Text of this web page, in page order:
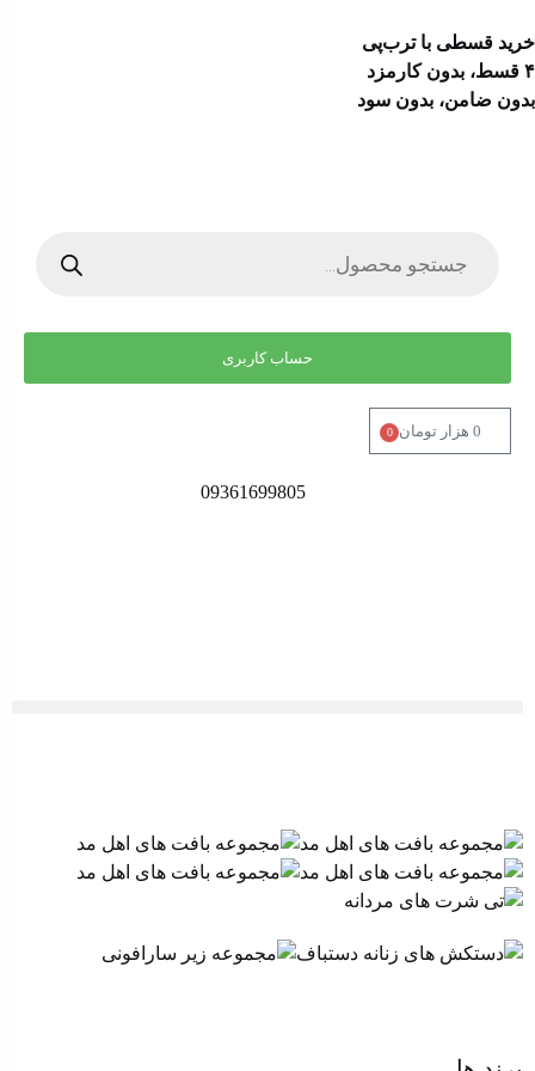
خرید قسطی با ترب‌پی
۴ قسط، بدون کارمزد
بدون ضامن، بدون سود
حساب کاربری
0 هزار تومان 0
09361699805